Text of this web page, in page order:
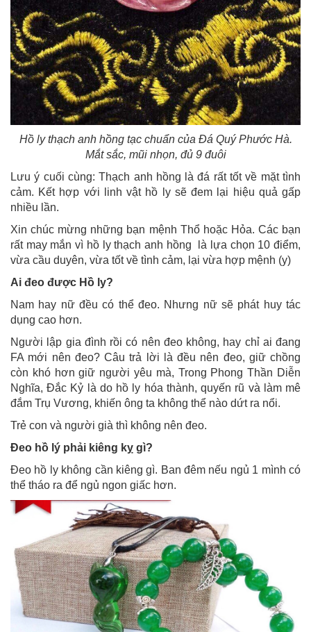
Hồ ly thạch anh hồng tạc chuẩn của Đá Quý Phước Hà.
Mắt sắc, mũi nhọn, đủ 9 đuôi
Lưu ý cuối cùng: Thạch anh hồng là đá rất tốt về mặt tình
cảm. Kết hợp với linh vật hồ ly sẽ đem lại hiệu quả gấp
nhiều lần.
Xin chúc mừng những bạn mệnh Thổ hoặc Hỏa. Các bạn
rất may mắn vì hồ ly thạch anh hồng là lựa chọn 10 điểm,
vừa cầu duyên, vừa tốt về tình cảm, lại vừa hợp mệnh (y)
Ai đeo được Hồ ly?
Nam hay nữ đều có thể đeo. Nhưng nữ sẽ phát huy tác
dụng cao hơn.
Người lập gia đình rồi có nên đeo không, hay chỉ ai đang
FA mới nên đeo? Câu trả lời là đều nên đeo, giữ chồng
còn khó hơn giữ người yêu mà, Trong Phong Thần Diễn
Nghĩa, Đắc Kỷ là do hồ ly hóa thành, quyến rũ và làm mê
đắm Trụ Vương, khiến ông ta không thể nào dứt ra nổi.
Trẻ con và người già thì không nên đeo.
Đeo hồ lý phải kiêng kỵ gì?
Đeo hồ ly không cần kiêng gì. Ban đêm nếu ngủ 1 mình có
thể tháo ra để ngủ ngon giấc hơn.